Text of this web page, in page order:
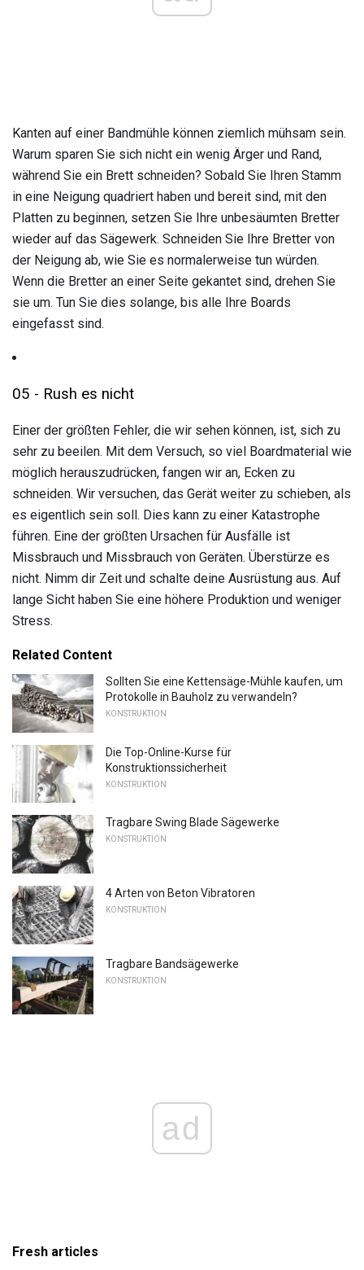
Kanten auf einer Bandmühle können ziemlich mühsam sein.
Warum sparen Sie sich nicht ein wenig Ärger und Rand,
während Sie ein Brett schneiden? Sobald Sie Ihren Stamm
in eine Neigung quadriert haben und bereit sind, mit den
Platten zu beginnen, setzen Sie Ihre unbesäumten Bretter
wieder auf das Sägewerk. Schneiden Sie Ihre Bretter von
der Neigung ab, wie Sie es normalerweise tun würden.
Wenn die Bretter an einer Seite gekantet sind, drehen Sie
sie um. Tun Sie dies solange, bis alle Ihre Boards
eingefasst sind.
05 - Rush es nicht
Einer der größten Fehler, die wir sehen können, ist, sich zu
sehr zu beeilen. Mit dem Versuch, so viel Boardmaterial wie
möglich herauszudrücken, fangen wir an, Ecken zu
schneiden. Wir versuchen, das Gerät weiter zu schieben, als
es eigentlich sein soll. Dies kann zu einer Katastrophe
führen. Eine der größten Ursachen für Ausfälle ist
Missbrauch und Missbrauch von Geräten. Überstürze es
nicht. Nimm dir Zeit und schalte deine Ausrüstung aus. Auf
lange Sicht haben Sie eine höhere Produktion und weniger
Stress.
Related Content
Sollten Sie eine Kettensäge-Mühle kaufen, um
Protokolle in Bauholz zu verwandeln?
KONSTRUKTION
Die Top-Online-Kurse für
Konstruktionssicherheit
KONSTRUKTION
Tragbare Swing Blade Sägewerke
KONSTRUKTION
4 Arten von Beton Vibratoren
KONSTRUKTION
Tragbare Bandsägewerke
KONSTRUKTION
ad
Fresh articles